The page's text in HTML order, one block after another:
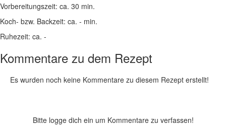
Vorbereitungszeit: ca. 30 min.
Koch- bzw. Backzeit: ca. - min.
Ruhezeit: ca. -
Kommentare zu dem Rezept
Es wurden noch keine Kommentare zu diesem Rezept erstellt!
Bitte logge dich ein um Kommentare zu verfassen!